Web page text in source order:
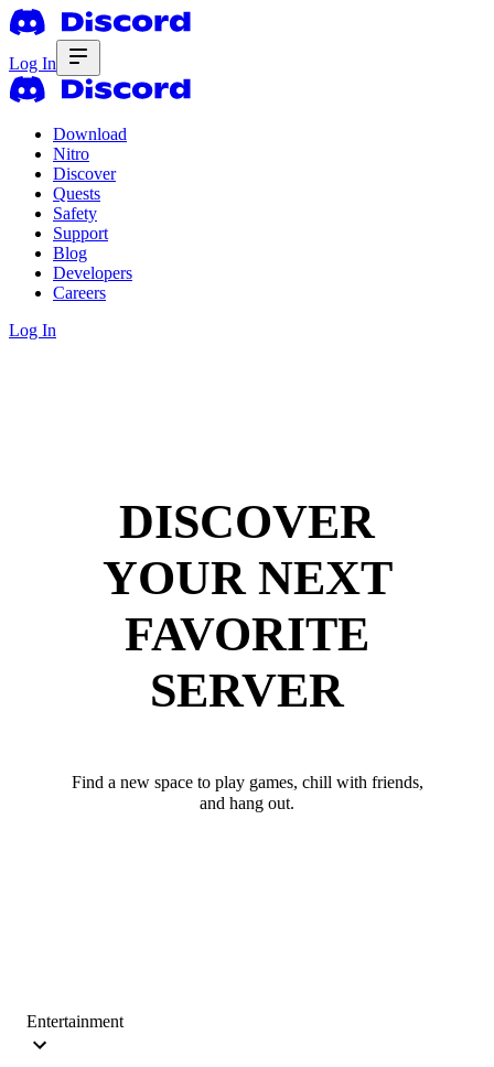
Log In
Download
Nitro
Discover
Quests
Safety
Support
Blog
Developers
Careers
Log In
DISCOVER
YOUR NEXT
FAVORITE
SERVER
Find a new space to play games, chill with friends,
and hang out.
Entertainment